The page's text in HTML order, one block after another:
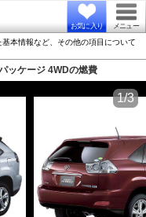
お気に入り メニュー
本情報など、その他の項目について
ッケージ 4WDの燃費
1/3